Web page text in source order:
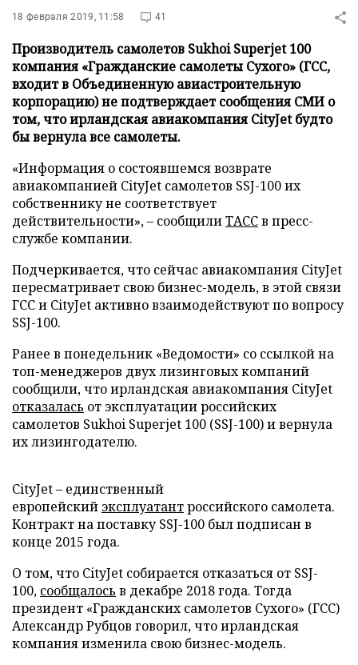
18 февраля 2019, 11:58 41
Производитель самолетов Sukhoi Superjet 100
компания «Гражданские самолеты Сухого» (ГСС,
входит в Объединенную авиастроительную
корпорацию) не подтверждает сообщения СМИ о
том, что ирландская авиакомпания CityJet будто
бы вернула все самолеты.
«Информация о состоявшемся возврате
авиакомпанией CityJet самолетов SSJ-100 их
собственнику не соответствует
действительности», – сообщилиТАССв пресс-
службе компании.
Подчеркивается, что сейчас авиакомпания CityJet
пересматривает свою бизнес-модель, в этой связи
ГСС и CityJet активно взаимодействуют по вопросу
SSJ-100.
Ранее в понедельник «Ведомости» со ссылкой на
топ-менеджеров двух лизинговых компаний
сообщили, что ирландская авиакомпания CityJet
отказалась от эксплуатации российских
самолетов Sukhoi Superjet 100 (SSJ-100) и вернула
их лизингодателю.
CityJet – единственный
европейский эксплуатантроссийского самолета.
Контракт на поставку SSJ-100 был подписан в
конце 2015 года.
О том, что CityJet собирается отказаться от SSJ-
100, сообщалось в декабре 2018 года. Тогда
президент «Гражданских самолетов Сухого» (ГСС)
Александр Рубцов говорил, что ирландская
компания изменила свою бизнес-модель.